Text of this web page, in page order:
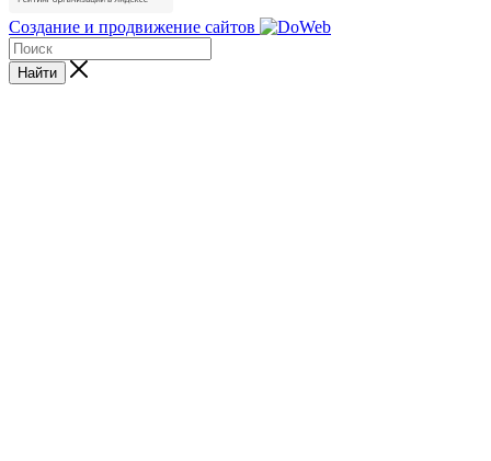
Создание и продвижение сайтов
Найти